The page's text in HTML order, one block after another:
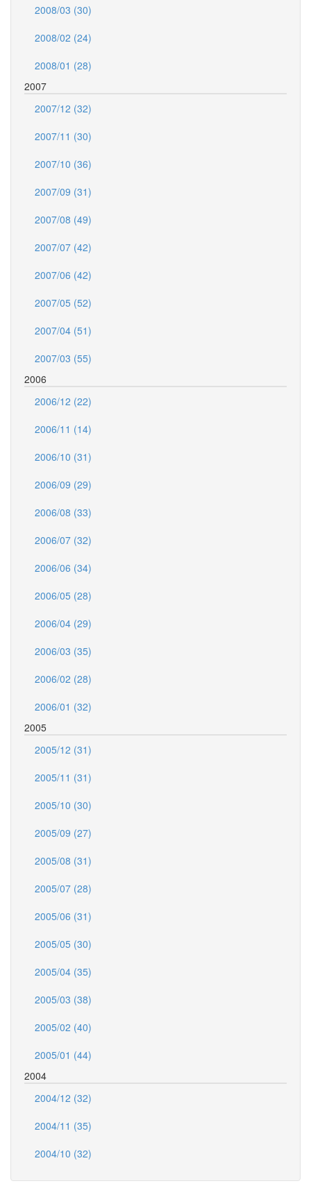
2008/03 (30)
2008/02 (24)
2008/01 (28)
2007
2007/12 (32)
2007/11 (30)
2007/10 (36)
2007/09 (31)
2007/08 (49)
2007/07 (42)
2007/06 (42)
2007/05 (52)
2007/04 (51)
2007/03 (55)
2006
2006/12 (22)
2006/11 (14)
2006/10 (31)
2006/09 (29)
2006/08 (33)
2006/07 (32)
2006/06 (34)
2006/05 (28)
2006/04 (29)
2006/03 (35)
2006/02 (28)
2006/01 (32)
2005
2005/12 (31)
2005/11 (31)
2005/10 (30)
2005/09 (27)
2005/08 (31)
2005/07 (28)
2005/06 (31)
2005/05 (30)
2005/04 (35)
2005/03 (38)
2005/02 (40)
2005/01 (44)
2004
2004/12 (32)
2004/11 (35)
2004/10 (32)